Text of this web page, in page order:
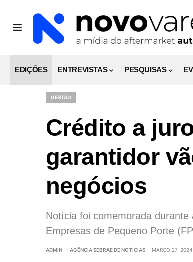
EDIÇÕES ENTREVISTAS PESQUISAS
GESTÃO
Crédito a
garantidor
negócios
Notícia foi comemorada
Empresas de Pequeno Porte
ADMIN - AGÊNCIA SEBRAE DE NOTÍCIAS MARÇO 27, 2024